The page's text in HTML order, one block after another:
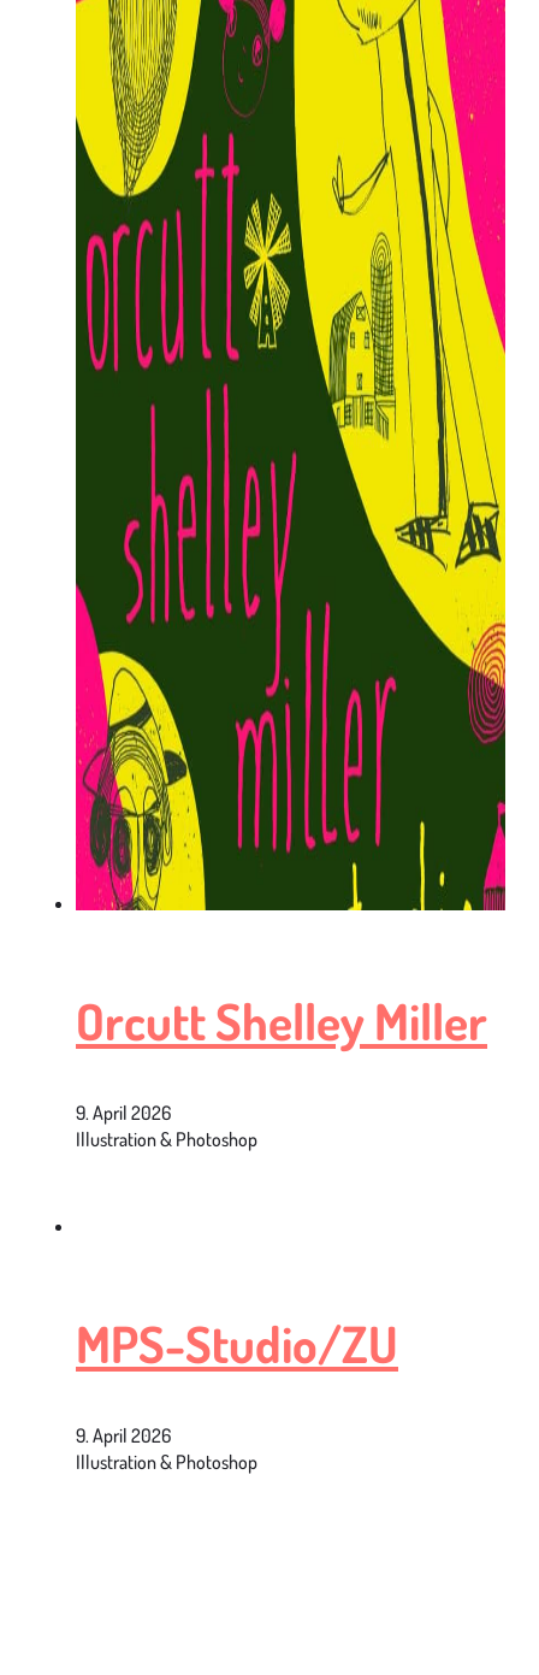
Orcutt Shelley Miller
9. April 2026
Illustration & Photoshop
MPS-Studio/ZU
9. April 2026
Illustration & Photoshop